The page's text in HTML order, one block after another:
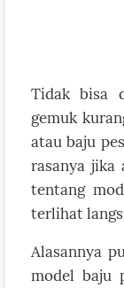
Tidak bisa
gemuk
atau baju
rasanya jika
tentang
terlihat
Alasannya
model baju